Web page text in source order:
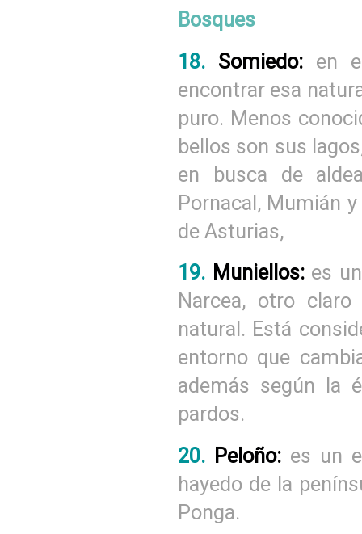
Bosques
18. Somiedo: en
encontrar esa
puro. Menos
bellos son sus
en busca de
Pornacal, Mumián
de Asturias,
19. Muniellos: es
Narcea, otro
natural. Está
entorno que
además según la
pardos.
20. Peloño: es un
hayedo de la
Ponga.